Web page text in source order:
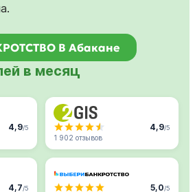
В Абакане
в месяц
4,9/5 4,9/5
1 902 отзывов
4,7/5 5,0/5